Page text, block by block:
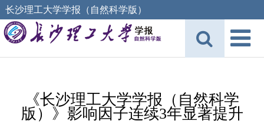
长沙理工大学学报（自然科学版）
《长沙理工大学学报（自然科学
版）》影响因子连续3年显著提升